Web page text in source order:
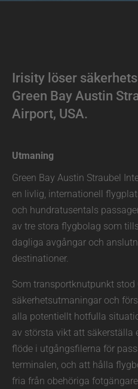
Irisity löser
Green Bay Austin
Airport, USA.
Utmaning
Green Bay Austin Straubel
en livlig, internationell
och hundratusentals
av tre stora flygbolag som
dagliga avgångar och
destinationer.
Som transportknutpunkt stod
säkerhetsutmaningar och
alla potentiellt hotfulla
av största vikt att säkerställa
flöde i utgångsfilerna för
terminalen, och att hålla
fria från obehöriga